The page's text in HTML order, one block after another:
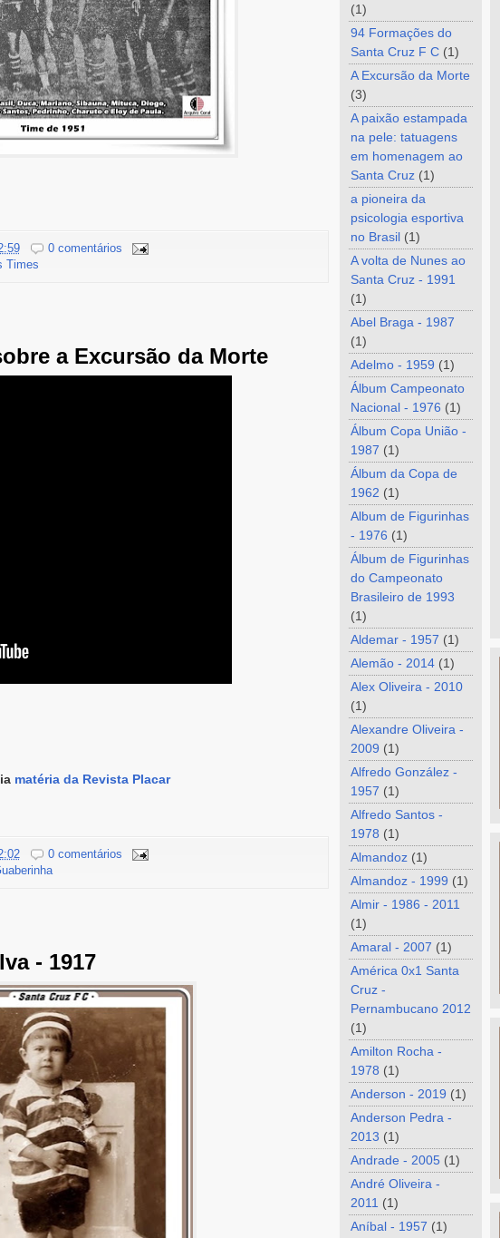
0 comentários
Times
a Excursão da Morte
matéria da Revista Placar
0 comentários
- 1917
(1)
94 Formações do
Santa Cruz F C (1)
A Excursão da Morte
(3)
A paixão estampada
na pele: tatuagens
em homenagem ao
Santa Cruz (1)
a pioneira da
psicologia esportiva
no Brasil (1)
A volta de Nunes ao
Santa Cruz - 1991
(1)
Abel Braga - 1987
(1)
Adelmo - 1959 (1)
Álbum Campeonato
Nacional - 1976 (1)
Álbum Copa União -
1987 (1)
Álbum da Copa de
1962 (1)
Album de Figurinhas
- 1976 (1)
Álbum de Figurinhas
do Campeonato
Brasileiro de 1993
(1)
Aldemar - 1957 (1)
Alemão - 2014 (1)
Alex Oliveira - 2010
(1)
Alexandre Oliveira -
2009 (1)
Alfredo González -
1957 (1)
Alfredo Santos -
1978 (1)
Almandoz (1)
Almandoz - 1999 (1)
Almir - 1986 - 2011
(1)
Amaral - 2007 (1)
América 0x1 Santa
Cruz -
Pernambucano 2012
(1)
Amilton Rocha -
1978 (1)
Anderson - 2019 (1)
Anderson Pedra -
2013 (1)
Andrade - 2005 (1)
André Oliveira -
2011 (1)
Aníbal - 1957 (1)